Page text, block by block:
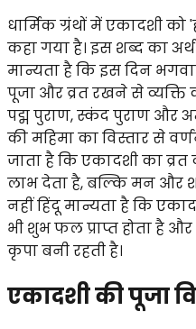
धार्मिक ग्रंथों में एकादशी को
कहा गया है। इस शब्द का
मान्यता है कि इस दिन
पूजा और व्रत रखने से व्यक्ति
पद्म पुराण, स्कंद पुराण और
की महिमा का विस्तार से
जाता है कि एकादशी का
लाभ देता है, बल्कि मन और
नहीं हिंदू मान्यता है कि
भी शुभ फल प्राप्त होता है
कृपा बनी रहती है।
एकादशी की पूजा